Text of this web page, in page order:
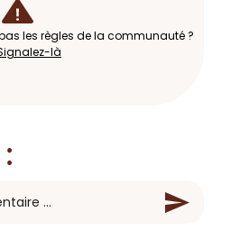
les règles de la communauté ?
là
: